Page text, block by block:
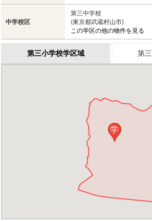
中学校区
第三中学校
(東京都武蔵村山市)
この学区の他の物件を見る
第三小学校学区域 第
学